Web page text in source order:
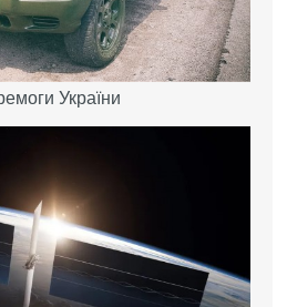
України